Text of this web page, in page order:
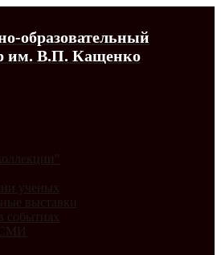
образовательный
им. В.П. Кащенко
ученых
выставки
событиях